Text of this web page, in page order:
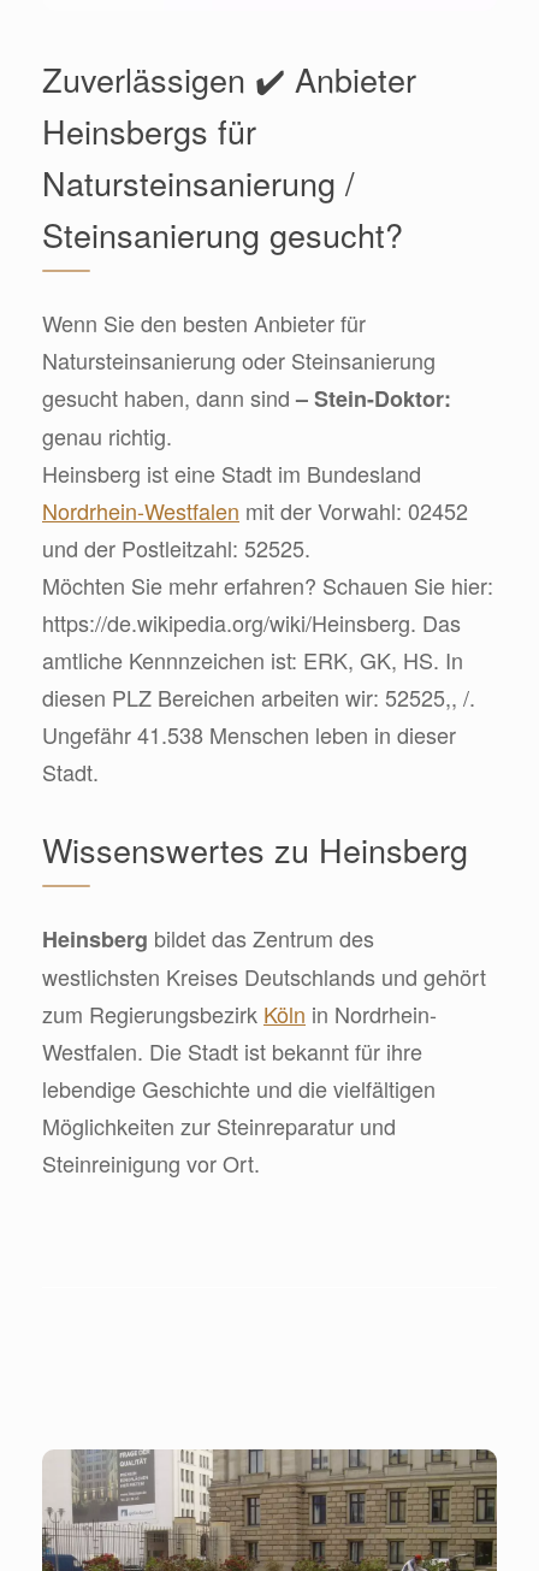
Zuverlässigen ✔️ Anbieter
Heinsbergs für
Natursteinsanierung /
Steinsanierung gesucht?
Wenn Sie den besten Anbieter für
Natursteinsanierung oder Steinsanierung
gesucht haben, dann sind– Stein-Doktor:
genau richtig.
Heinsberg ist eine Stadt im Bundesland
Nordrhein-Westfalen mit der Vorwahl: 02452
und der Postleitzahl: 52525.
Möchten Sie mehr erfahren? Schauen Sie hier:
https://de.wikipedia.org/wiki/Heinsberg. Das
amtliche Kennnzeichen ist: ERK, GK, HS. In
diesen PLZ Bereichen arbeiten wir: 52525,, /.
Ungefähr 41.538 Menschen leben in dieser
Stadt.
Wissenswertes zu Heinsberg
Heinsberg bildet das Zentrum des
westlichsten Kreises Deutschlands und gehört
zum Regierungsbezirk Köln in Nordrhein-
Westfalen. Die Stadt ist bekannt für ihre
lebendige Geschichte und die vielfältigen
Möglichkeiten zur Steinreparatur und
Steinreinigung vor Ort.